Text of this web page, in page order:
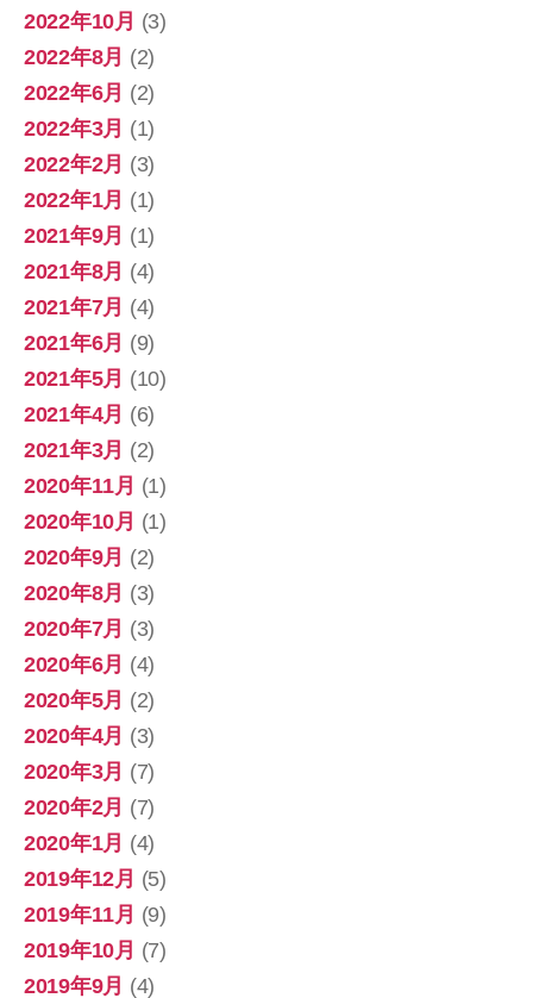
2022年10月 (3)
2022年8月 (2)
2022年6月 (2)
2022年3月 (1)
2022年2月 (3)
2022年1月 (1)
2021年9月 (1)
2021年8月 (4)
2021年7月 (4)
2021年6月 (9)
2021年5月 (10)
2021年4月 (6)
2021年3月 (2)
2020年11月 (1)
2020年10月 (1)
2020年9月 (2)
2020年8月 (3)
2020年7月 (3)
2020年6月 (4)
2020年5月 (2)
2020年4月 (3)
2020年3月 (7)
2020年2月 (7)
2020年1月 (4)
2019年12月 (5)
2019年11月 (9)
2019年10月 (7)
2019年9月 (4)